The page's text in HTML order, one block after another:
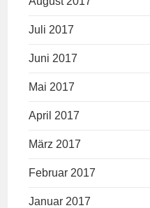
Juli 2017
Juni 2017
Mai 2017
April 2017
März 2017
Februar 2017
Januar 2017